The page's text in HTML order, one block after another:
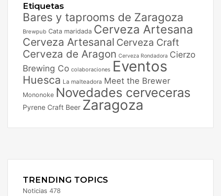
Etiquetas
Bares y taprooms de Zaragoza
Brewpub Cata maridada Cerveza Artesana
Cerveza Artesanal Cerveza Craft
Cerveza de Aragon Cerveza Rondadora Cierzo
Brewing Co colaboraciones Eventos
Huesca La malteadora Meet the Brewer
Mononoke Novedades cerveceras
Pyrene Craft Beer Zaragoza
TRENDING TOPICS
Noticias 478